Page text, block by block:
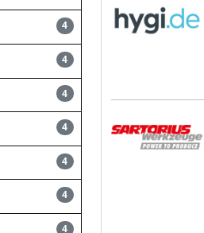
4
4
4
4
4
4
4
hygi.de GmbH
SARTORIUS